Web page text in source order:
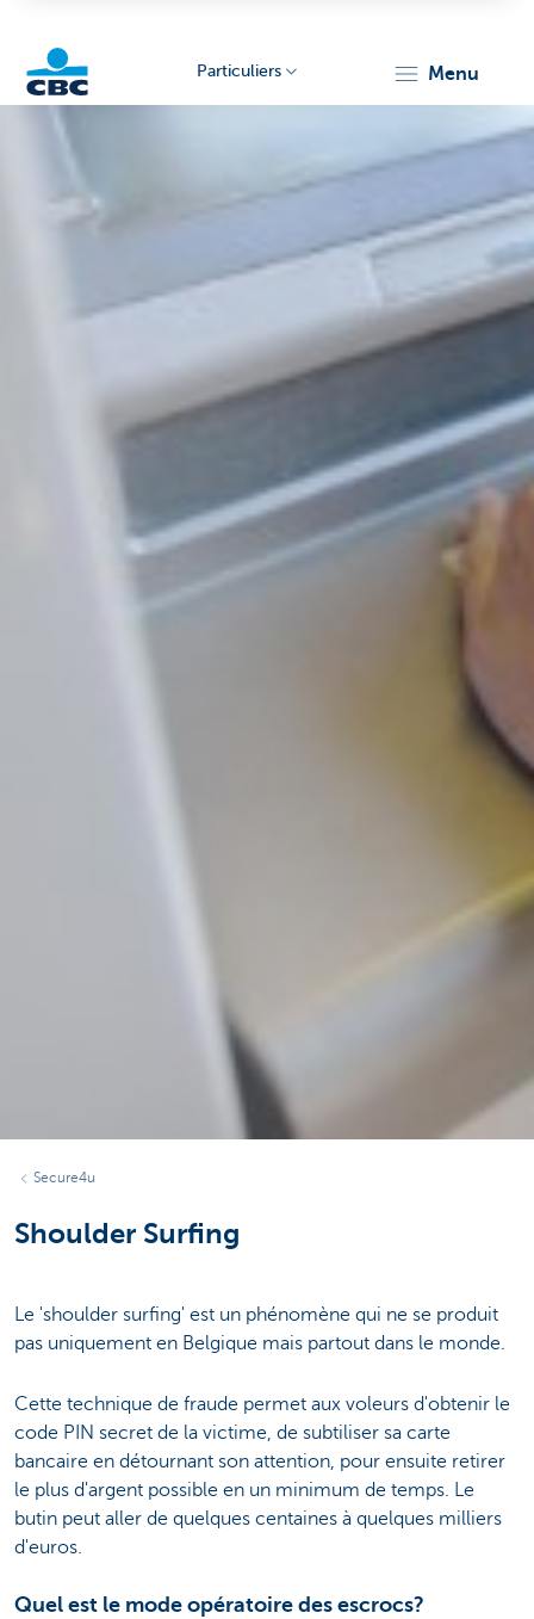
Particuliers menu
Secure4u
Shoulder Surfing
Le 'shoulder surfing' est un phénomène qui ne se produit
pas uniquement en Belgique mais partout dans le monde.
Cette technique de fraude permet aux voleurs d'obtenir le
code PIN secret de la victime, de subtiliser sa carte
bancaire en détournant son attention, pour ensuite retirer
le plus d'argent possible en un minimum de temps. Le
butin peut aller de quelques centaines à quelques milliers
d'euros.
Quel est le mode opératoire des escrocs?